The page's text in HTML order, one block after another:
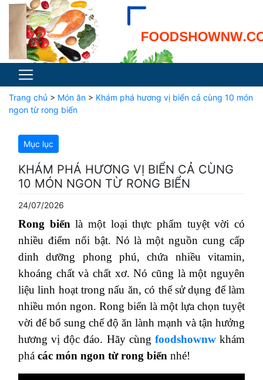
Trang chủ > Món ăn > Khám phá hương vị biển cả cùng 10 món
ngon từ rong biển
Mục lục
KHÁM PHÁ HƯƠNG VỊ BIỂN CẢ CÙNG
10 MÓN NGON TỪ RONG BIỂN
24/07/2026
Rong biển là một loại thực phẩm tuyệt vời có
nhiều điểm nổi bật. Nó là một nguồn cung cấp
dinh dưỡng phong phú, chứa nhiều vitamin,
khoáng chất và chất xơ. Nó cũng là một nguyên
liệu linh hoạt trong nấu ăn, có thể sử dụng để làm
nhiều món ngon. Rong biển là một lựa chọn tuyệt
vời để bổ sung chế độ ăn lành mạnh và tận hưởng
hương vị độc đáo. Hãy cùng foodshownwkhám
phá các món ngon từ rong biển nhé!